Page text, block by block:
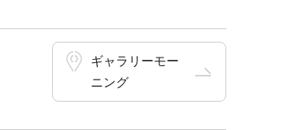
ギャラリーモー
ニング